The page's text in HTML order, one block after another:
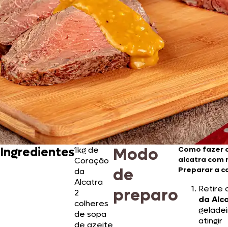
Ingredientes1kg de
Coração
da
Alcatra
2
colheres
de sopa
de azeite
Modo
de
preparo
Como fazer
alcatra com
Preparar a
Retire
da
atingir